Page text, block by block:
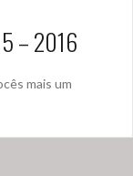
– 2016
mais um